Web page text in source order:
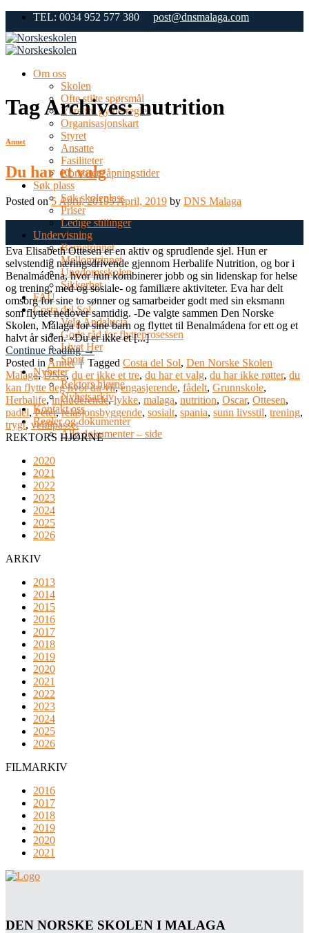
Skip
content
TEL: 0034 952 577 380 post@dnsmalaga.com
Om oss
Skolen
Ofte stilte spørsmål
Våre tre gylne regler
Organisasjonskart
Styret
Ansatte
Fasiliteter
Kontorets åpningstider
Søk plass
Søk skoleplass
Priser
Ledige stillinger
Undervisning
Barnetrinnet
Mellomtrinnet
Ungdomsskolen
Sikkerhet
FAU
Costa del Sol
Velg Andalucia
Gode råd for flytteprosessen
Livet Her
Sport
Nyheter
Rektors hjørne
Nyhetsarkiv
Kontakt oss
Regler og dokumenter
Alle dokumenter – side
Tag Archives:nutrition
Annet
Du har et valg
Posted on5 April, 20195 April, 2019 by DNS Malaga
Apr
Eva Elisabeth Ottesen er en aktiv og sprudlende sjel. Hun er
selvstendig næringsdrivende gjennom Herbalife Nutrition, og bor i
Benalmádena, hvor hun kombinerer jobb og sin lidenskap for helse
og trening, med og sosiale- og familiære aktiviteter. Eva har delt
omsorg for sine to sønner og samarbeider godt med sin eksmann
som flyttet nedover samtidig. -De valgte sammen Den Norske
Skolen, Málaga for sine barn og flyttet til Benalmádena for ett og et
halvt år siden. «Du er ikke et [...]
Continue reading→
Posted in Annet | Tagged Costa del Sol, Den Norske Skolen
Malaga,DNS, du er ikke et tre, du har et valg, du har ikke røtter, du
kan flytte deg hvor du vil,engasjerende, fådelt, Grunnskole,
Herbalife,inkluderende,lykke, malaga, nutrition, Oscar, Ottesen,
padel,Peter,relasjonsbyggende, sosialt, spania, sunn livsstil, trening,
trygt, veltilpasset
REKTORS HJØRNE
2020
2021
2022
2023
2024
2025
2026
ARKIV
2013
2014
2015
2016
2017
2018
2019
2020
2021
2022
2023
2024
2025
2026
FILMARKIV
2016
2017
2018
2019
2020
2021
DEN NORSKE SKOLEN I MALAGA